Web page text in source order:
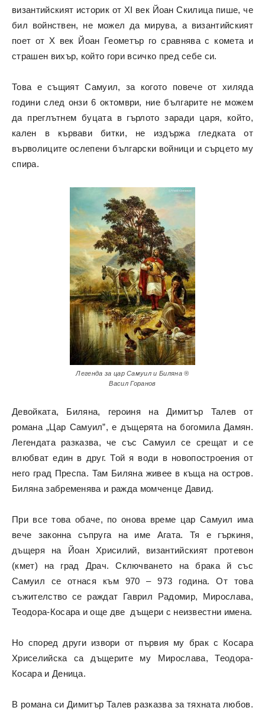
византийският историк от XI век Йоан Скилица пише, че
бил войнствен, не можел да мирува, а византийският
поет от X век Йоан Геометър го сравнява с комета и
страшен вихър, който гори всичко пред себе си.
Това е същият Самуил, за когото повече от хиляда
години след онзи 6 октомври, ние българите не можем
да преглътнем буцата в гърлото заради царя, който,
кален в кървави битки, не издържа гледката от
върволиците ослепени български войници и сърцето му
спира.
Легенда за цар Самуил и Биляна ®
Васил Горанов
Девойката, Биляна, героиня на Димитър Талев от
романа „Цар Самуил”, е дъщерята на богомила Дамян.
Легендата разказва, че със Самуил се срещат и се
влюбват един в друг. Той я води в новопостроения от
него град Преспа. Там Биляна живее в къща на остров.
Биляна забременява и ражда момченце Давид.
При все това обаче, по онова време цар Самуил има
вече законна съпруга на име Агата. Тя е гъркиня,
дъщеря на Йоан Хрисилий, византийският протевон
(кмет) на град Драч. Сключването на брака й със
Самуил се отнася към 970 – 973 година. От това
съжителство се раждат Гаврил Радомир, Мирослава,
Теодора-Косара и още две дъщери с неизвестни имена.
Но според други извори от първия му брак с Косара
Хриселийска са дъщерите му Мирослава, Теодора-
Косара и Деница.
В романа си Димитър Талев разказва за тяхната любов.